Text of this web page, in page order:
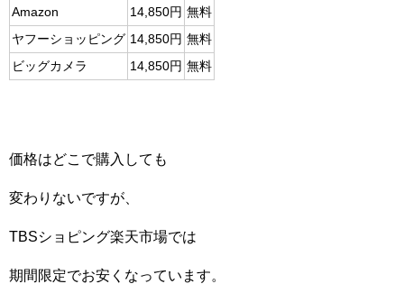
Amazon
14,850円 無料
ヤフーショッピング 14,850円 無料
ビッグカメラ
14,850円 無料
価格はどこで購入しても
変わりないですが、
TBSショピング楽天市場では
期間限定でお安くなっています。